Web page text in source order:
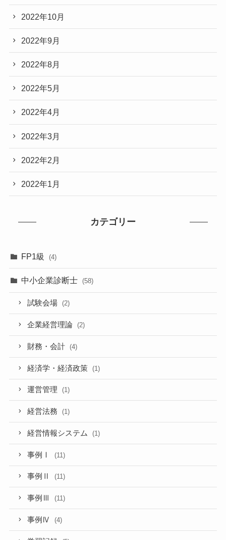
2022年10月
2022年9月
2022年8月
2022年5月
2022年4月
2022年3月
2022年2月
2022年1月
カテゴリー
FP1級 (4)
中小企業診断士 (58)
試験会場 (2)
企業経営理論 (2)
財務・会計 (4)
経済学・経済政策 (1)
運営管理 (1)
経営法務 (1)
経営情報システム (1)
事例Ⅰ (11)
事例Ⅱ (11)
事例Ⅲ (11)
事例Ⅳ (4)